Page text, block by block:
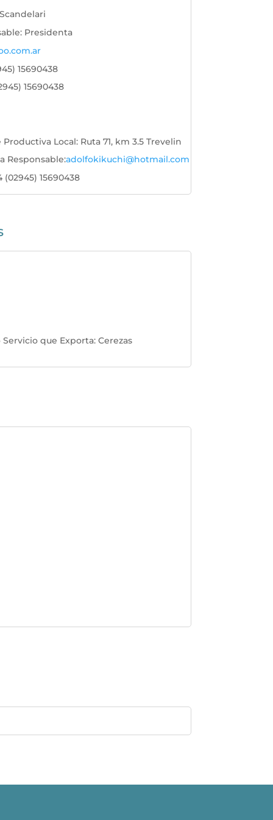
: Presidenta
15690438
15690438
Local: Ruta 71, km 3.5 Trevelin
Responsable:adolfokikuchi@hotmail.com
(02945) 15690438
que Exporta:Cerezas